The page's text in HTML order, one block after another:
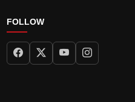
FOLLOW